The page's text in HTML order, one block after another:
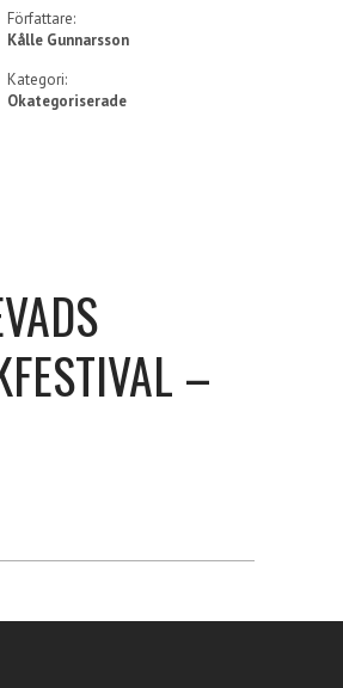
Författare:
Kålle Gunnarsson
Kategori:
Okategoriserade
–